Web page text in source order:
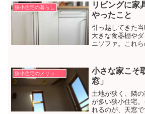
狭小住宅の暮らし
リビングに家
やったこと
引っ越してきた
大きな食器棚や
ニソファ。これ
小さな家こそ
窓」
土地が狭く、隣
が多い狭小住宅
れるのが、天窓で